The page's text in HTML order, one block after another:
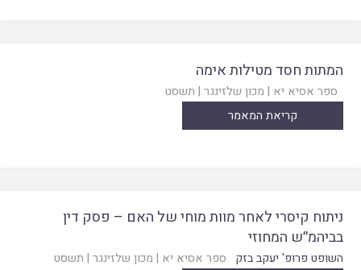
המתות חסד מטילות אימה
ספר אסיא יא | מכון שלזינגר | תשסט
קריאת המאמר
ניתוח קיסרי לאחר מוות מוחי של האם – פסק דין
בביהמ׳׳ש המחוזי
השופט פרופ' יעקב בזק ספר אסיא יא | מכון שלזינגר | תשסט